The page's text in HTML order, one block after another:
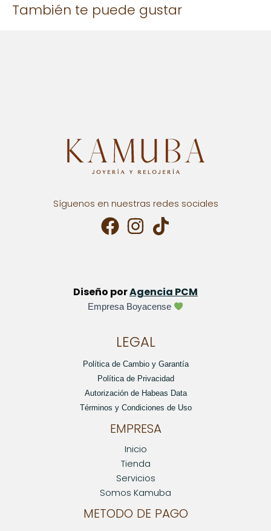
Solo los usuarios registrados que hayan comprado este
También te puede gustar
Síguenos en nuestras redes sociales
Diseño porAgencia PCM
Empresa Boyacense
LEGAL
Política de Cambio y Garantía
Política de Privacidad
Autorización de Habeas Data
Términos y Condiciones de Uso
EMPRESA
Inicio
Tienda
Servicios
Somos Kamuba
METODO DE PAGO